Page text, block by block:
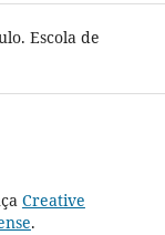
Escola de
Creative
.